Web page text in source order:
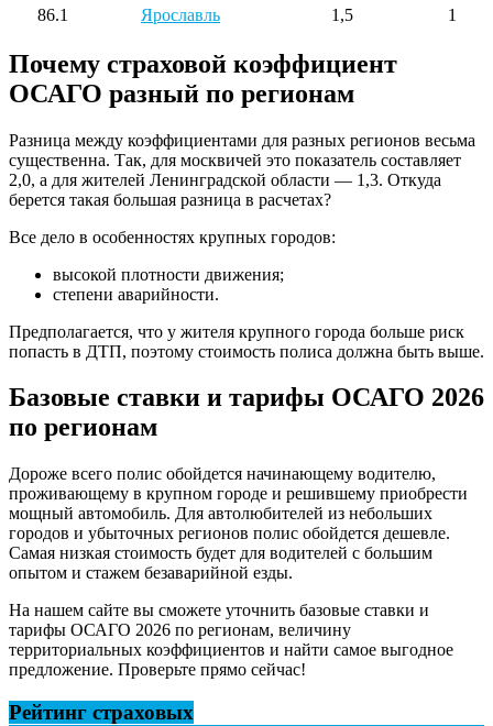
86.1 Ярославль 1,5 1
Почему страховой коэффициент
ОСАГО разный по регионам
Разница между коэффициентами для разных регионов весьма
существенна. Так, для москвичей это показатель составляет
2,0, а для жителей Ленинградской области — 1,3. Откуда
берется такая большая разница в расчетах?
Все дело в особенностях крупных городов:
высокой плотности движения;
степени аварийности.
Предполагается, что у жителя крупного города больше риск
попасть в ДТП, поэтому стоимость полиса должна быть выше.
Базовые ставки и тарифы ОСАГО 2026
по регионам
Дороже всего полис обойдется начинающему водителю,
проживающему в крупном городе и решившему приобрести
мощный автомобиль. Для автолюбителей из небольших
городов и убыточных регионов полис обойдется дешевле.
Самая низкая стоимость будет для водителей с большим
опытом и стажем безаварийной езды.
На нашем сайте вы сможете уточнить базовые ставки и
тарифы ОСАГО 2026 по регионам, величину
территориальных коэффициентов и найти самое выгодное
предложение. Проверьте прямо сейчас!
Рейтинг страховых